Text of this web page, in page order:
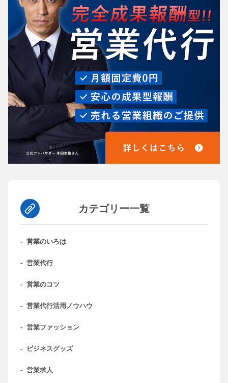
カテゴリー一覧
- 営業のいろは
- 営業代行
- 営業のコツ
- 営業代行活用ノウハウ
- 営業ファッション
- ビジネスグッズ
- 営業求人